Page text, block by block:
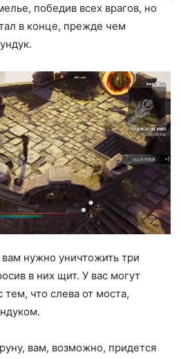
победив всех врагов, но
в конце, прежде чем
нужно уничтожить три
в них щит. У вас могут
что слева от моста,
вам, возможно, придется